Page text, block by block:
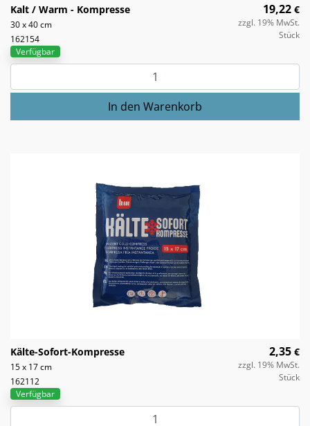
Kalt / Warm - Kompresse
30 x 40 cm
162154
19,22 €
zzgl. 19% MwSt.
Stück
Verfügbar
Kälte-Sofort-Kompresse
15 x 17 cm
162112
2,35 €
zzgl. 19% MwSt.
Stück
Verfügbar